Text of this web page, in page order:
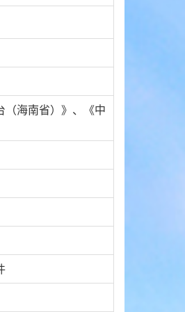
（海南省）》、《中